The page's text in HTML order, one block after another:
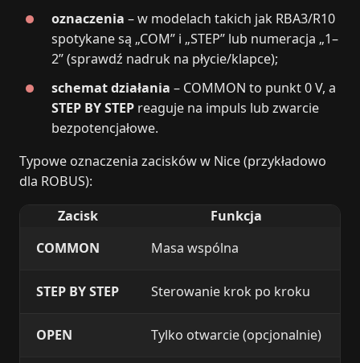
oznaczenia – w modelach takich jak RBA3/R10
spotykane są „COM” i „STEP” lub numeracja „1–
2” (sprawdź nadruk na płycie/klapce);
schemat działania – COMMON to punkt 0 V, a
STEP BY STEP reaguje na impuls lub zwarcie
bezpotencjałowe.
Typowe oznaczenia zacisków w Nice (przykładowo
dla ROBUS):
Zacisk
Funkcja
COMMON
Masa wspólna
STEP BY STEP Sterowanie krok po kroku
OPEN Tylko otwarcie (opcjonalnie)